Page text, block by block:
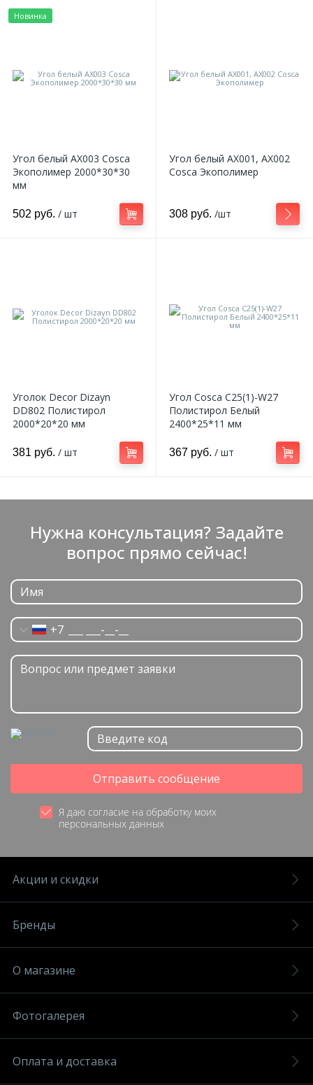
Новинка
Угол белый AX003 Cosca
Экополимер 2000*30*30
мм
502 руб. / шт
Угол белый AX001, AX002
Cosca Экополимер
308 руб. /шт
Уголок Decor Dizayn
DD802 Полистирол
2000*20*20 мм
381 руб. / шт
Угол Cosca C25(1)-W27
Полистирол Белый
2400*25*11 мм
367 руб. / шт
Нужна консультация? Задайте
вопрос прямо сейчас!
+7
Отправить сообщение
Я даю согласие на обработку моих
персональных данных
Акции и скидки
Бренды
О магазине
Фотогалерея
Оплата и доставка